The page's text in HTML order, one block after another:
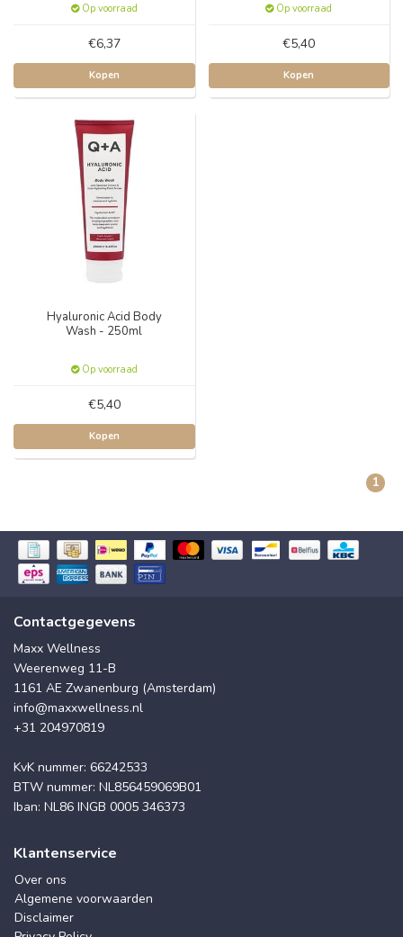
Op voorraad
€6,37
Kopen
Op voorraad
€5,40
Kopen
Hyaluronic Acid Body
Wash - 250ml
Op voorraad
€5,40
Kopen
1
Contactgegevens
Maxx Wellness
Weerenweg 11-B
1161 AE Zwanenburg (Amsterdam)
info@maxxwellness.nl
+31 204970819
KvK nummer: 66242533
BTW nummer: NL856459069B01
Iban: NL86 INGB 0005 346373
Klantenservice
Over ons
Algemene voorwaarden
Disclaimer